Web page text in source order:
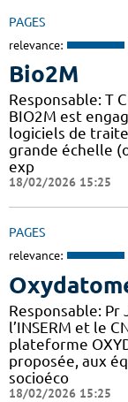
PAGES
relevance:
Bio2M
Responsable: T
BIO2M est
logiciels de
grande échelle
exp
18/02/2026 15:25
PAGES
relevance:
Responsable: Pr
l’INSERM et le
plateforme
proposée, aux
socioéco
18/02/2026 15:25